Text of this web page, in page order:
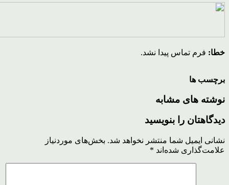
خطا: فرم تماس پیدا نشد.
برچسب ها
نوشته های مشابه
دیدگاهتان را بنویسید
نشانی ایمیل شما منتشر نخواهد شد. بخش‌های موردنیاز
علامت‌گذاری شده‌اند *